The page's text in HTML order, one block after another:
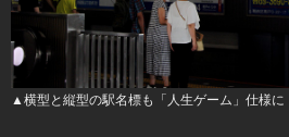
▲横型と縦型の駅名標も「人生ゲーム」仕様に